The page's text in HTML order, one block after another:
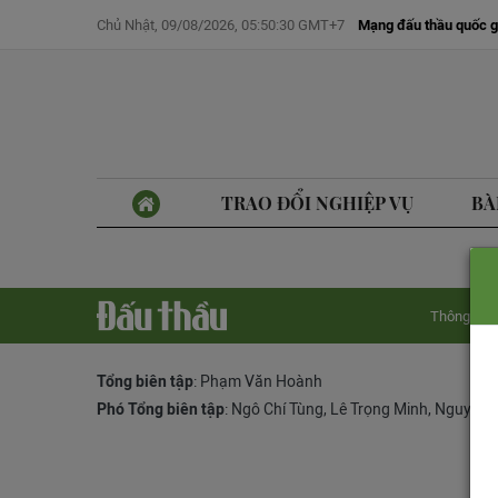
Chủ Nhật, 09/08/2026, 05:50:30 GMT+7 Mạng đấu thầu quốc
TRAO ĐỔI NGHIỆP VỤ
Thông tin
Tổng biên tập: Phạm Văn Hoành
Phó Tổng biên tập: Ngô Chí Tùng, Lê Trọng Minh, Nguyễn